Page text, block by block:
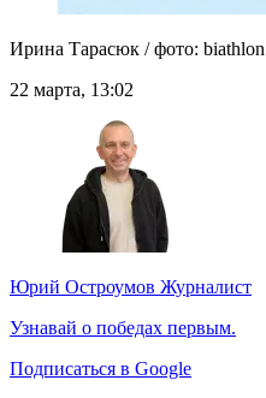
Ирина Тарасюк / фото:
22 марта, 13:02
Юрий Остроумов Журналист
Узнавай о победах первым.
Подписаться в Google